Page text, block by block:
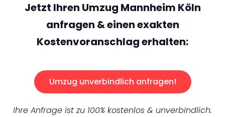
Jetzt Ihren Umzug Mannheim Köln
anfragen & einen exakten
Kostenvoranschlag erhalten:
Umzug unverbindlich anfragen!
Ihre Anfrage ist zu 100% kostenlos & unverbindlich.